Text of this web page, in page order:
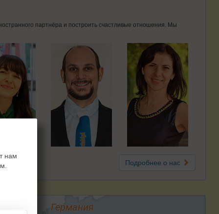
партнёра и построить счастливые отношения. Мы
Подробнее о нас
Германия
нам